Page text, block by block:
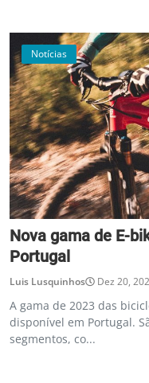
Notícias
Nova gama de E-
Portugal
Luis Lusquinhos Dez 20,
A gama de 2023 das
disponível em Portugal.
segmentos, co...